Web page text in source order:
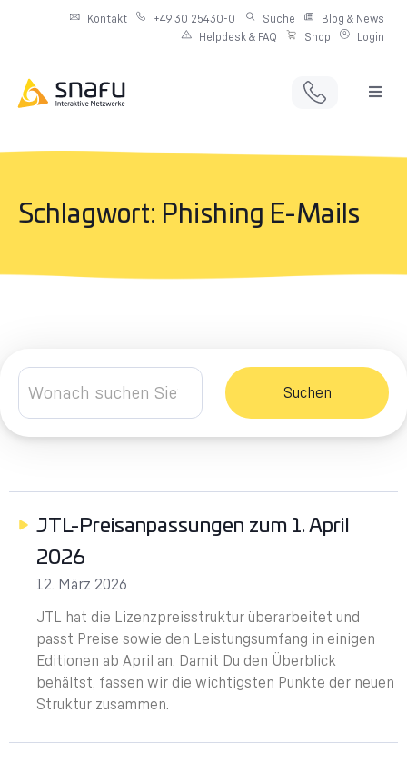
Kontakt +49 30 25430-0 Suche
Blog & News
Helpdesk & FAQ
Shop Login
Produkte & Angebote
Netzwerkdienste
Schlagwort: Phishing E-Mails
Suchen
JTL-Preisanpassungen zum 1. April
2026
12. März 2026
JTL hat die Lizenzpreisstruktur überarbeitet und
passt Preise sowie den Leistungsumfang in einigen
Editionen ab April an. Damit Du den Überblick
behältst, fassen wir die wichtigsten Punkte der neuen
Struktur zusammen.